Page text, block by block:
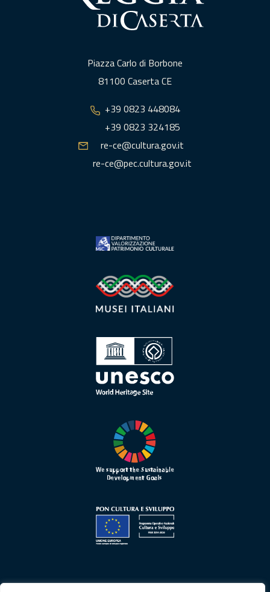
Piazza Carlo di Borbone
81100 Caserta CE
+39 0823 448084
+39 0823 324185
re-ce@cultura.gov.it
re-ce@pec.cultura.gov.it